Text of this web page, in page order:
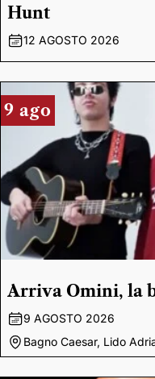
Hunt
12 AGOSTO 2026
9 ago
Arriva Omini, la
9 AGOSTO 2026
Bagno Caesar, Lido